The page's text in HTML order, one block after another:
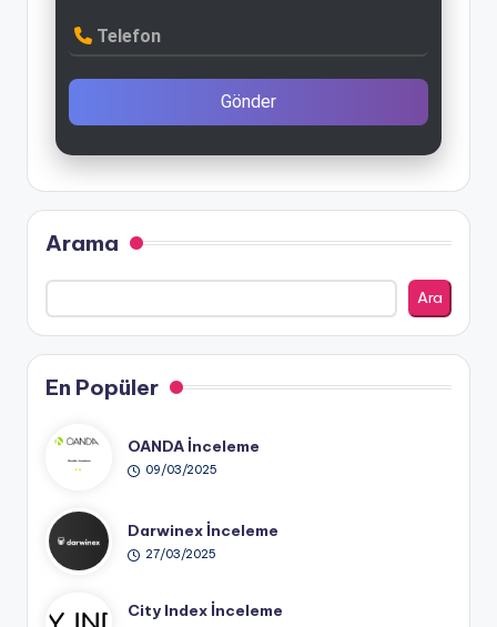
Telefon
Gönder
Arama
Ara
En Popüler
OANDA İnceleme
09/03/2025
Darwinex İnceleme
27/03/2025
City Index İnceleme